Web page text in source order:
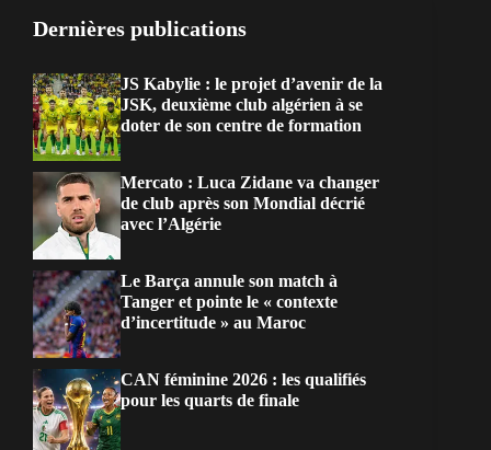
Dernières publications
JS Kabylie : le projet d’avenir de la
JSK, deuxième club algérien à se
doter de son centre de formation
Mercato : Luca Zidane va changer
de club après son Mondial décrié
avec l’Algérie
Le Barça annule son match à
Tanger et pointe le « contexte
d’incertitude » au Maroc
CAN féminine 2026 : les qualifiés
pour les quarts de finale